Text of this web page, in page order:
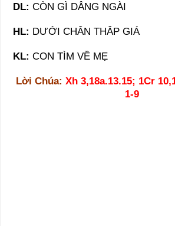
DL: CÒN GÌ DÂNG NGÀI
HL: DƯỚI CHÂN THÂP GIÁ
KL: CON TÌM VỀ MẸ
Lời Chúa: Xh 3,18a.13.15; 1Cr
1-9